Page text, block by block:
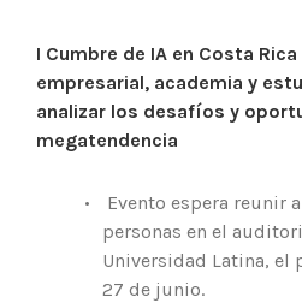
I Cumbre de IA en Costa
empresarial, academia y
analizar los desafíos y
megatendencia
•
Evento espera reunir
personas en el
Universidad Latina, el
27 de junio.